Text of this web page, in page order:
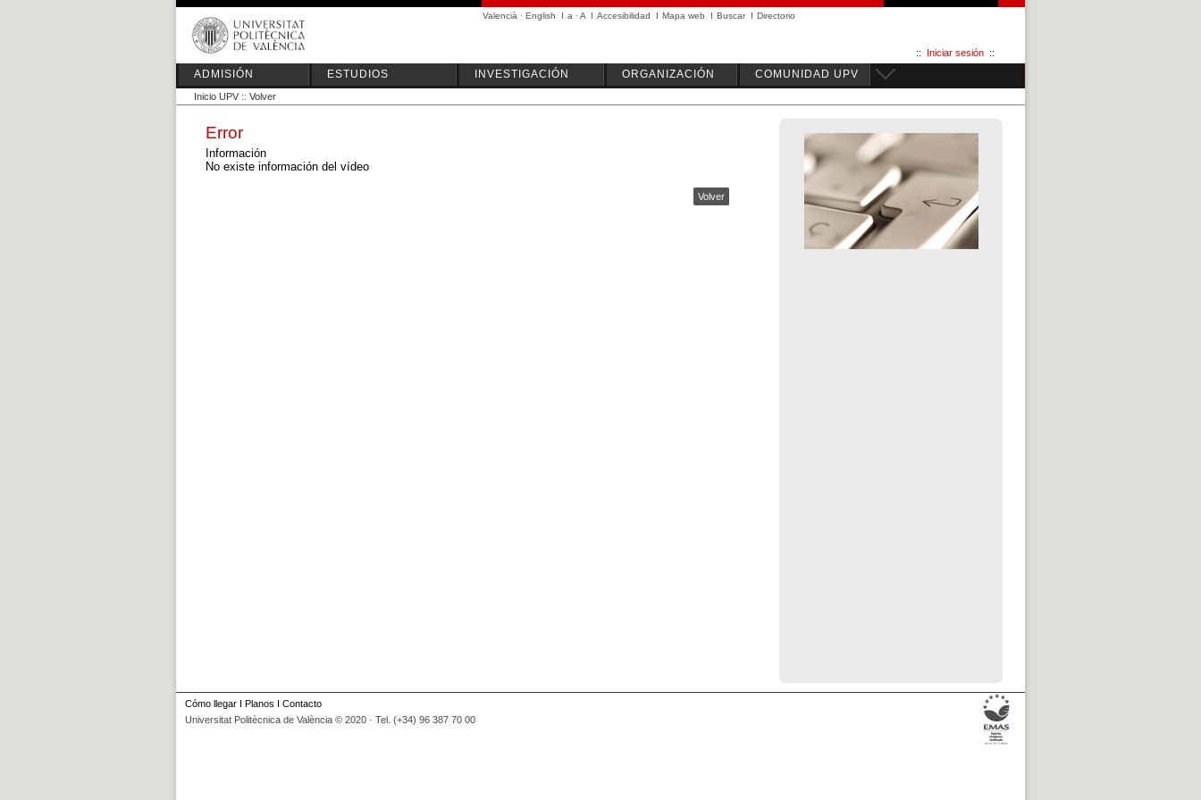
Valencià · English I a ·A I Accesibilidad I Mapa web I Buscar I Directorio
:: Iniciar sesión ::
ADMISIÓN ESTUDIOS INVESTIGACIÓN ORGANIZACIÓN COMUNIDAD UPV
Inicio UPV :: Volver
Error
Información
No existe información del vídeo
Volver
Cómo llegar I Planos I Contacto
Universitat Politècnica de València © 2020 · Tel. (+34) 96 387 70 00